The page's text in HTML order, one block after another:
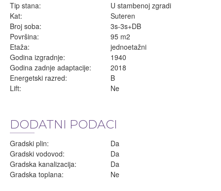
Tip stana:
U stambenoj zgradi
Kat:
Suteren
Broj soba:
3s-3s+DB
Površina:
95 m2
Etaža:
jednoetažni
Godina izgradnje:
1940
Godina zadnje adaptacije:
2018
Energetski razred:
B
Lift:
Ne
DODATNI PODACI
Gradski plin:
Da
Gradski vodovod:
Da
Gradska kanalizacija:
Da
Gradska toplana:
Ne